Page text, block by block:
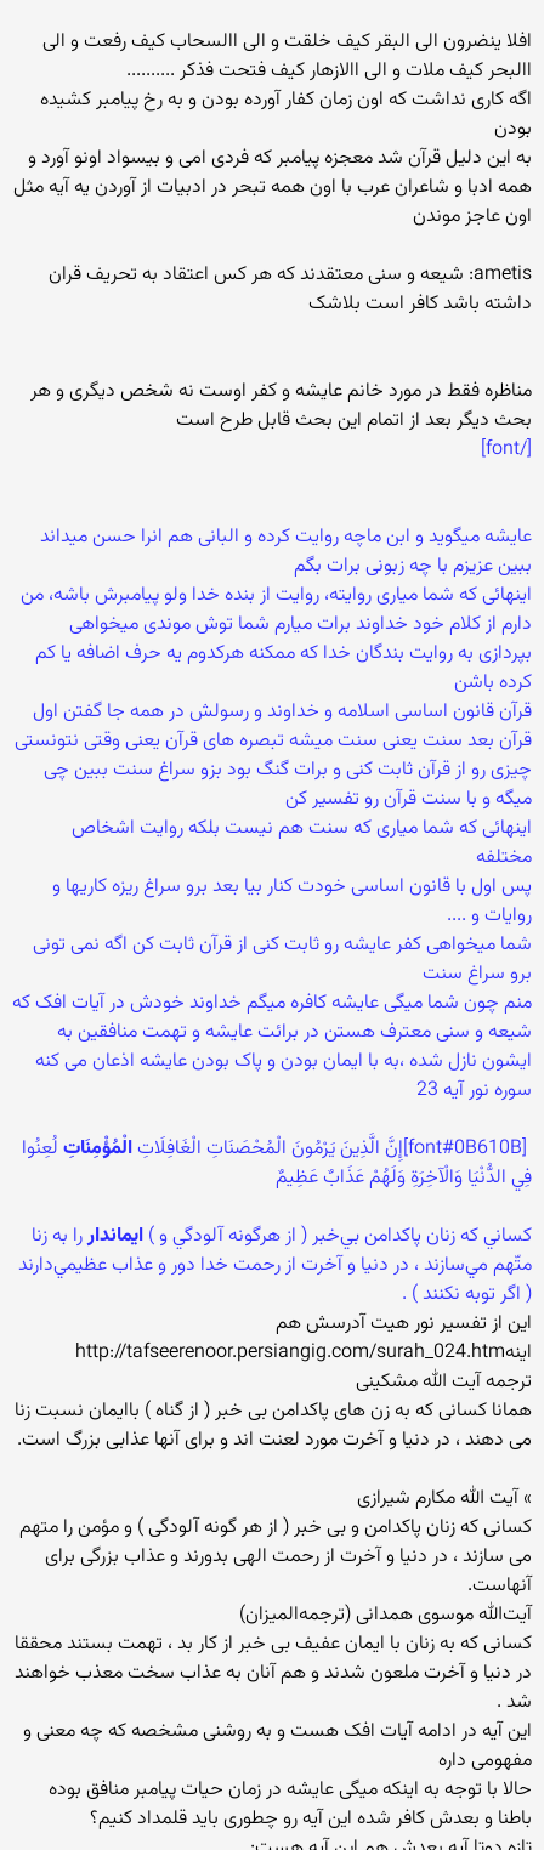
افلا ینضرون الی البقر کیف خلقت و الی االسحاب کیف رفعت و الی
االبحر کیف ملات و الی االازهار کیف فتحت فذکر ..........
اگه کاری نداشت که اون زمان کفار آورده بودن و به رخ پیامبر کشیده
بودن
به این دلیل قرآن شد معجزه پیامبر که فردی امی و بیسواد اونو آورد و
همه ادبا و شاعران عرب با اون همه تبحر در ادبیات از آوردن یه آیه مثل
اون عاجز موندن
ametis: شیعه و سنی معتقدند که هر کس اعتقاد به تحریف قران
داشته باشد کافر است بلاشک
مناظره فقط در مورد خانم عایشه و کفر اوست نه شخص دیگری و هر
بحث دیگر بعد از اتمام این بحث قابل طرح است
[/font]
عایشه میگوید و ابن ماچه روایت کرده و البانی هم انرا حسن میداند
ببین عزیزم با چه زبونی برات بگم
اینهائی که شما میاری روایته، روایت از بنده خدا ولو پیامبرش باشه، من
دارم از کلام خود خداوند برات میارم شما توش موندی میخواهی
بپردازی به روایت بندگان خدا که ممکنه هرکدوم یه حرف اضافه یا کم
کرده باشن
قرآن قانون اساسی اسلامه و خداوند و رسولش در همه جا گفتن اول
قرآن بعد سنت یعنی سنت میشه تبصره های قرآن یعنی وقتی نتونستی
چیزی رو از قرآن ثابت کنی و برات گنگ بود بزو سراغ سنت ببین چی
میگه و با سنت قرآن رو تفسیر کن
اینهائی که شما میاری که سنت هم نیست بلکه روایت اشخاص
مختلفه
پس اول با قانون اساسی خودت کنار بیا بعد برو سراغ ریزه کاریها و
روایات و ....
شما میخواهی کفر عایشه رو ثابت کنی از قرآن ثابت کن اگه نمی تونی
برو سراغ سنت
منم چون شما میگی عایشه کافره میگم خداوند خودش در آیات افک که
شیعه و سنی معترف هستن در برائت عایشه و تهمت منافقین به
ایشون نازل شده ،به با ایمان بودن و پاک بودن عایشه اذعان می کنه
سوره نور آيه 23
‏ [font#0B610B]إِنَّ الَّذِينَ يَرْمُونَ الْمُحْصَنَاتِ الْغَافِلَاتِ
الْمُؤْمِنَاتِ لُعِنُوا
فِي الدُّنْيَا وَالْآخِرَةِ وَلَهُمْ عَذَابٌ عَظِيمٌ ‏
‏كساني كه زنان پاكدامن بي‌خبر ( از هرگونه آلودگي و ) ايمانداررا به زنا
متّهم مي‌سازند ، در دنيا و آخرت از رحمت خدا دور و عذاب عظيمي‌دارند
( اگر توبه نكنند ) .‏
این از تفسیر نور هیت آدرسش هم
اینهhttp://tafseerenoor.persiangig.com/surah_024.htm
ترجمه آیت الله مشکینی
همانا کسانی که به زن های پاکدامن بی خبر ( از گناه ) باایمان نسبت زنا
می دهند ، در دنیا و آخرت مورد لعنت اند و برای آنها عذابی بزرگ است.
» آیت الله مکارم شیرازی
کسانی که زنان پاکدامن و بی خبر ( از هر گونه آلودگی ) و مؤمن را متهم
می سازند ، در دنیا و آخرت از رحمت الهی بدورند و عذاب بزرگی برای
آنهاست.
آیت‌الله موسوی همدانی (ترجمه‌المیزان)
کسانی که به زنان با ایمان عفیف بی خبر از کار بد ، تهمت بستند محققا
در دنیا و آخرت ملعون شدند و هم آنان به عذاب سخت معذب خواهند
شد .
این آیه در ادامه آیات افک هست و به روشنی مشخصه که چه معنی و
مفهومی داره
حالا با توجه به اینکه میگی عایشه در زمان حیات پیامبر منافق بوده
باطنا و بعدش کافر شده این آیه رو چطوری باید قلمداد کنیم؟